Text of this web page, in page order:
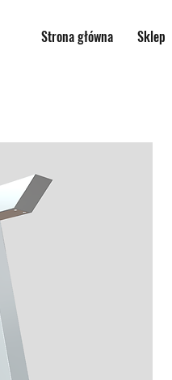
Strona główna Sklep